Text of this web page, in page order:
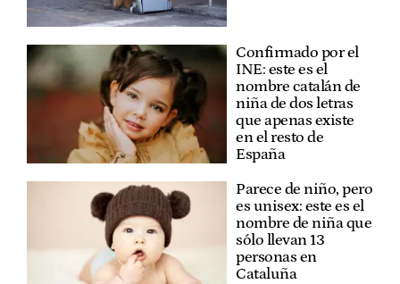
Confirmado por el
INE: este es el
nombre catalán de
niña de dos letras
que apenas existe
en el resto de
España
Parece de niño, pero
es unisex: este es el
nombre de niña que
sólo llevan 13
personas en
Cataluña